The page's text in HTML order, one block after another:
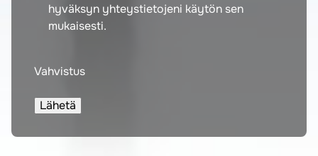
hyväksyn yhteystietojeni käytön sen
mukaisesti.
Vahvistus